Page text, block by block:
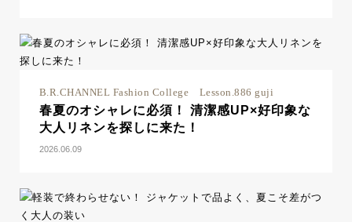
B.R.CHANNEL Fashion College Lesson.886 guji
春夏のオシャレに必須！ 清潔感UP×好印象な
大人リネンを探しに来た！
2026.06.09